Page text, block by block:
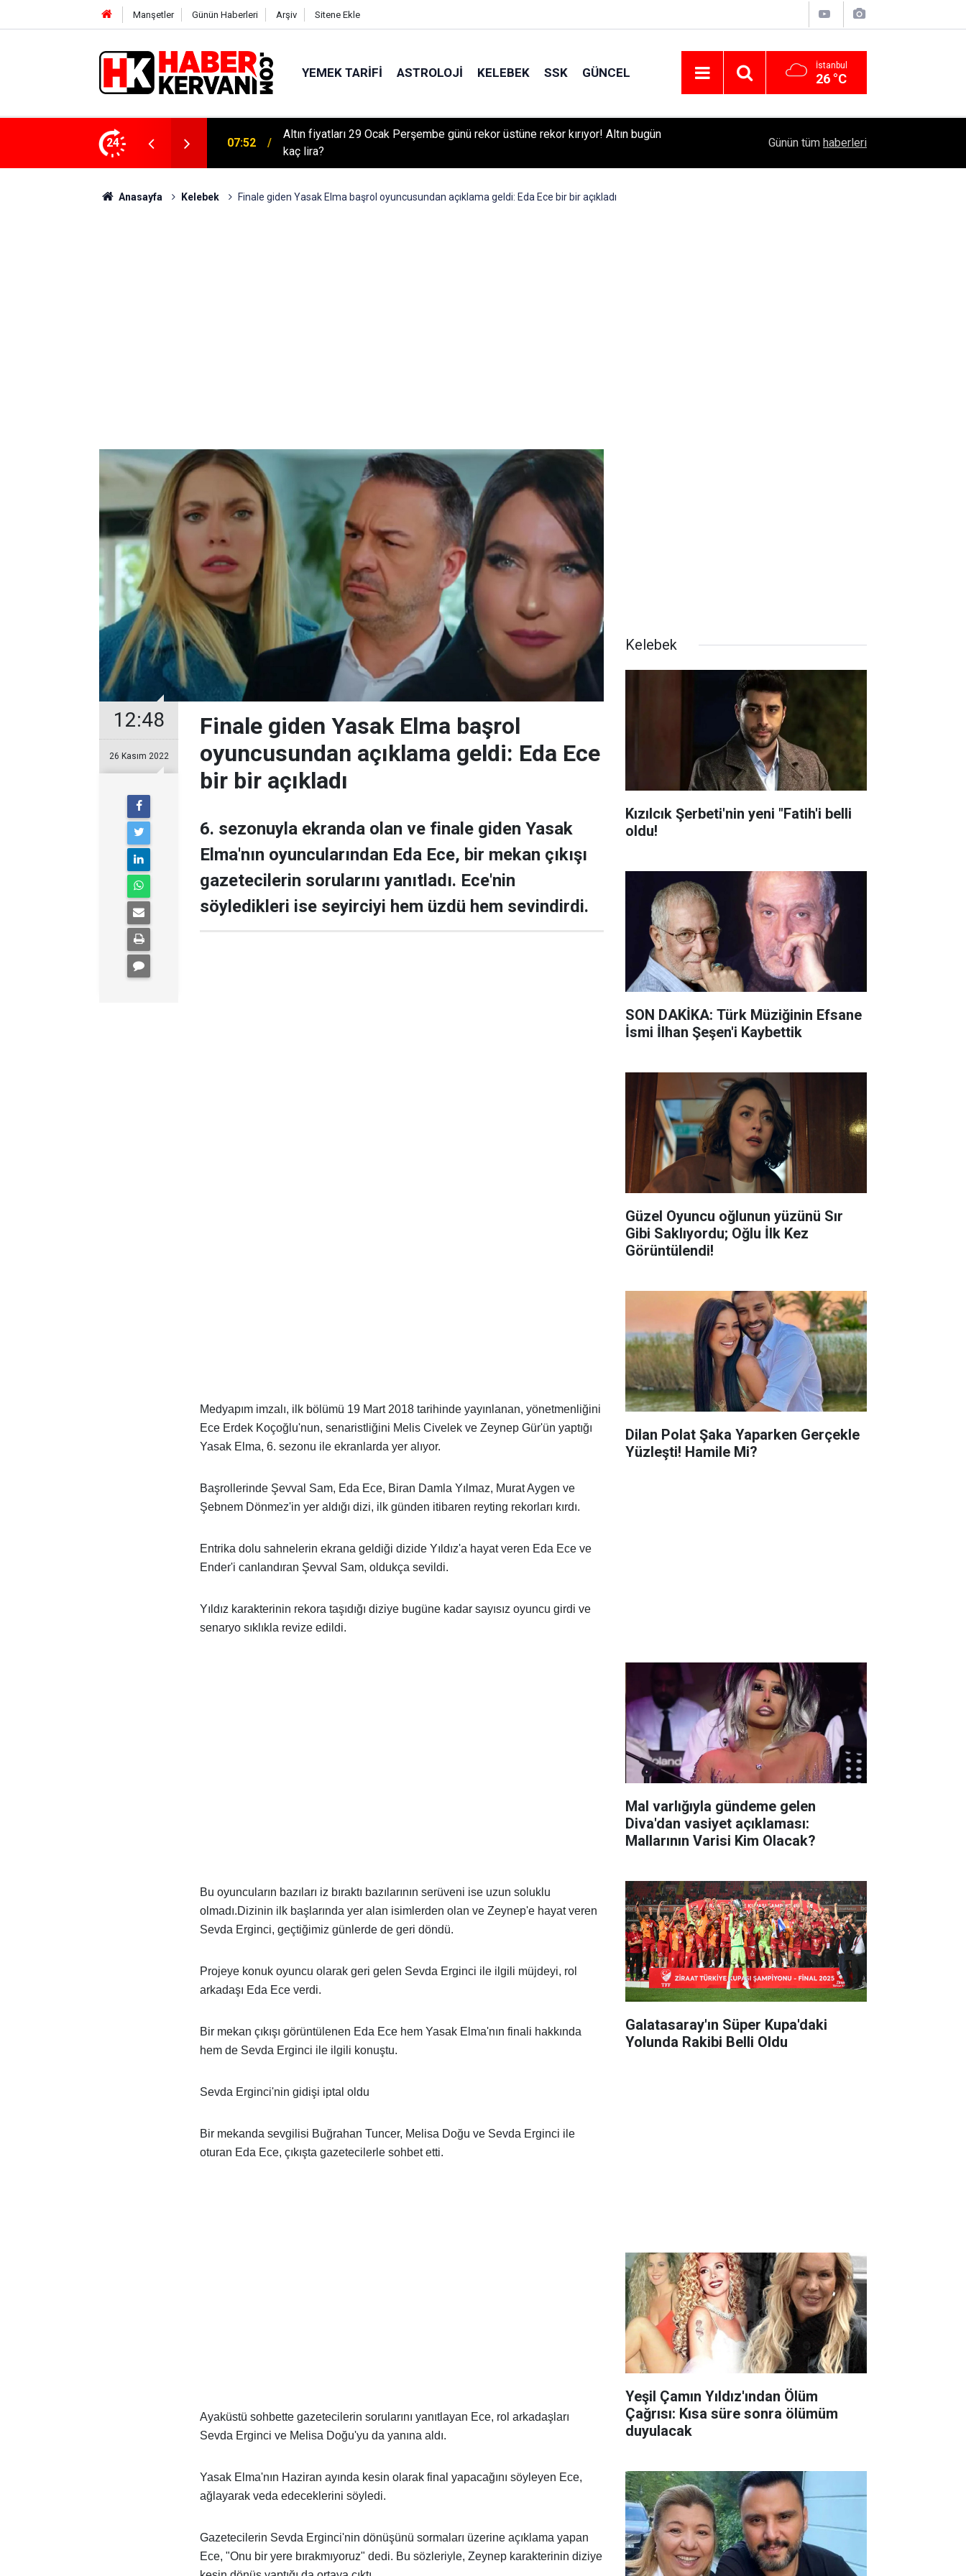
Manşetler Günün Haberleri Arşiv Sitene Ekle
YEMEK TARIFI ASTROLOJI KELEBEK SSK GÜNCEL İstanbul
26 °C
24
İnci Taneleri ne zaman başlayacak? 07:52
Altın fiyatları 29 Ocak Perşembe günü rekor üstüne rekor kırıyor! Altın bugün
kaç lira?
Şeyma Subaşı’yla partilere katıldı mı?
Günün tüm haberleri
Anasayfa Kelebek Finale giden Yasak Elma başrol oyuncusundan açıklama geldi: Eda Ece bir bir açıkladı
12:48
26 Kasım 2022
Finale giden Yasak Elma başrol
oyuncusundan açıklama geldi: Eda Ece
bir bir açıkladı
6. sezonuyla ekranda olan ve finale giden Yasak
Elma'nın oyuncularından Eda Ece, bir mekan çıkışı
gazetecilerin sorularını yanıtladı. Ece'nin
söyledikleri ise seyirciyi hem üzdü hem sevindirdi.
Medyapım imzalı, ilk bölümü 19 Mart 2018 tarihinde yayınlanan, yönetmenliğini
Ece Erdek Koçoğlu'nun, senaristliğini Melis Civelek ve Zeynep Gür'ün yaptığı
Yasak Elma, 6. sezonu ile ekranlarda yer alıyor.
Başrollerinde Şevval Sam, Eda Ece, Biran Damla Yılmaz, Murat Aygen ve
Şebnem Dönmez'in yer aldığı dizi, ilk günden itibaren reyting rekorları kırdı.
Entrika dolu sahnelerin ekrana geldiği dizide Yıldız'a hayat veren Eda Ece ve
Ender'i canlandıran Şevval Sam, oldukça sevildi.
Yıldız karakterinin rekora taşıdığı diziye bugüne kadar sayısız oyuncu girdi ve
senaryo sıklıkla revize edildi.
Bu oyuncuların bazıları iz bıraktı bazılarının serüveni ise uzun soluklu
olmadı.Dizinin ilk başlarında yer alan isimlerden olan ve Zeynep'e hayat veren
Sevda Erginci, geçtiğimiz günlerde de geri döndü.
Projeye konuk oyuncu olarak geri gelen Sevda Erginci ile ilgili müjdeyi, rol
arkadaşı Eda Ece verdi.
Bir mekan çıkışı görüntülenen Eda Ece hem Yasak Elma'nın finali hakkında
hem de Sevda Erginci ile ilgili konuştu.
Sevda Erginci'nin gidişi iptal oldu
Bir mekanda sevgilisi Buğrahan Tuncer, Melisa Doğu ve Sevda Erginci ile
oturan Eda Ece, çıkışta gazetecilerle sohbet etti.
Ayaküstü sohbette gazetecilerin sorularını yanıtlayan Ece, rol arkadaşları
Sevda Erginci ve Melisa Doğu'yu da yanına aldı.
Yasak Elma'nın Haziran ayında kesin olarak final yapacağını söyleyen Ece,
ağlayarak veda edeceklerini söyledi.
Gazetecilerin Sevda Erginci'nin dönüşünü sormaları üzerine açıklama yapan
Ece, "Onu bir yere bırakmıyoruz" dedi. Bu sözleriyle, Zeynep karakterinin diziye
Kelebek
Kızılcık Şerbeti'nin yeni "Fatih'i belli
oldu!
SON DAKİKA: Türk Müziğinin Efsane
İsmi İlhan Şeşen'i Kaybettik
Güzel Oyuncu oğlunun yüzünü Sır
Gibi Saklıyordu; Oğlu İlk Kez
Görüntülendi!
Dilan Polat Şaka Yaparken Gerçekle
Yüzleşti! Hamile Mi?
Mal varlığıyla gündeme gelen
Diva'dan vasiyet açıklaması:
Mallarının Varisi Kim Olacak?
Galatasaray'ın Süper Kupa'daki
Yolunda Rakibi Belli Oldu
Yeşil Çamın Yıldız'ından Ölüm
Çağrısı: Kısa süre sonra ölümüm
duyulacak